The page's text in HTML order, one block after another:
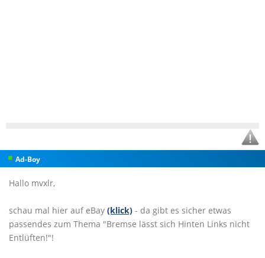
Ad-Boy
Hallo mvxlr,
schau mal hier auf eBay (klick) - da gibt es sicher etwas
passendes zum Thema "Bremse lässt sich Hinten Links nicht
Entlüften!"!